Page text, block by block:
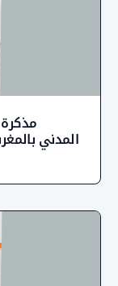
مذكرة
بالمغرب